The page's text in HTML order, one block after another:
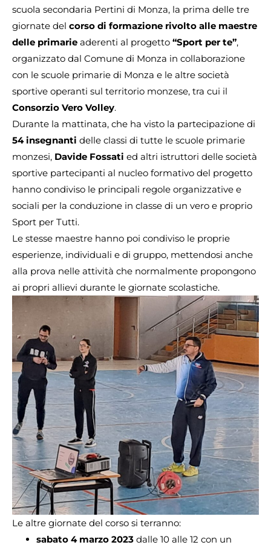
scuola secondaria Pertini di Monza, la prima delle tre
giornate del corso di formazione rivolto alle maestre
delle primarie aderenti al progetto “Sport per te”,
organizzato dal Comune di Monza in collaborazione
con le scuole primarie di Monza e le altre società
sportive operanti sul territorio monzese, tra cui il
Consorzio Vero Volley.
Durante la mattinata, che ha visto la partecipazione di
54 insegnanti delle classi di tutte le scuole primarie
monzesi, Davide Fossati ed altri istruttori delle società
sportive partecipanti al nucleo formativo del progetto
hanno condiviso le principali regole organizzative e
sociali per la conduzione in classe di un vero e proprio
Sport per Tutti.
Le stesse maestre hanno poi condiviso le proprie
esperienze, individuali e di gruppo, mettendosi anche
alla prova nelle attività che normalmente propongono
ai propri allievi durante le giornate scolastiche.
Le altre giornate del corso si terranno:
sabato 4 marzo 2023 dalle 10 alle 12 con un